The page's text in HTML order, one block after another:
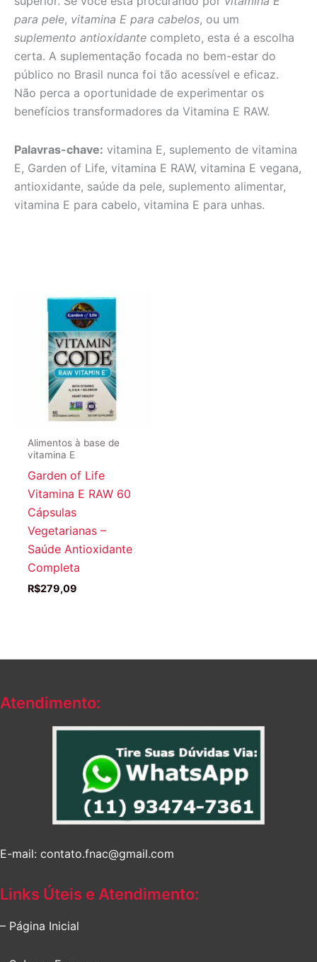
para pele, vitamina E para cabelos, ou um
suplemento antioxidante completo, esta é a escolha
certa. A suplementação focada no bem-estar do
público no Brasil nunca foi tão acessível e eficaz.
Não perca a oportunidade de experimentar os
benefícios transformadores da Vitamina E RAW.
Palavras-chave: vitamina E, suplemento de vitamina
E, Garden of Life, vitamina E RAW, vitamina E vegana,
antioxidante, saúde da pele, suplemento alimentar,
vitamina E para cabelo, vitamina E para unhas.
Alimentos à base de
vitamina E
Garden of Life
Vitamina E RAW 60
Cápsulas
Vegetarianas –
Saúde Antioxidante
Completa
R$279,09
Atendimento:
E-mail: contato.fnac@gmail.com
Links Úteis e Atendimento:
– Página Inicial